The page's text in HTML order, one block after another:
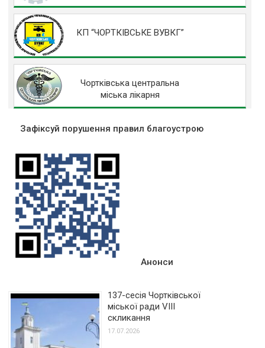
КП “ЧОРТКІВСЬКЕ ВУВКГ”
Чортківська центральна
міська лікарня
Зафіксуй порушення правил благоустрою
Анонси
137-сесія Чортківської
міської ради VIII
скликання
17.07.2026